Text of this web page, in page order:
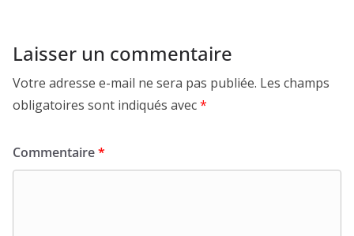
Laisser un commentaire
Votre adresse e-mail ne sera pas publiée. Les champs
obligatoires sont indiqués avec*
Commentaire*